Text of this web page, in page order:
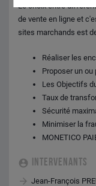
Le choix entre
de vente en ligne et
sites marchands est
Réaliser les
Proposer un
Les Objectifs
Taux de
Sécurité
Minimiser la
MONETICO
INTERVENANTS
Jean-François